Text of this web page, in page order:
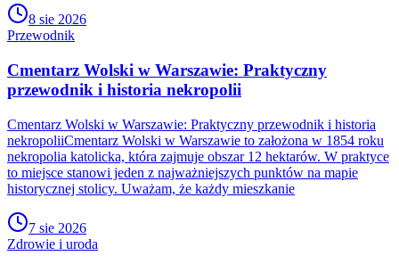
8 sie 2026
Przewodnik
Cmentarz Wolski w Warszawie: Praktyczny
przewodnik i historia nekropolii
Cmentarz Wolski w Warszawie: Praktyczny przewodnik i historia
nekropoliiCmentarz Wolski w Warszawie to założona w 1854 roku
nekropolia katolicka, która zajmuje obszar 12 hektarów. W praktyce
to miejsce stanowi jeden z najważniejszych punktów na mapie
historycznej stolicy. Uważam, że każdy mieszkanie
7 sie 2026
Zdrowie i uroda